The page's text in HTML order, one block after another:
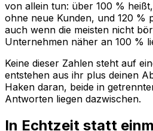
von allein tun: über 100 %
ohne neue Kunden, und 120 %
auch wenn die meisten nicht
Unternehmen näher an 100 %
Keine dieser Zahlen steht auf
entstehen aus ihr plus deinen
Haken daran, beide in
Antworten liegen dazwischen.
In Echtzeit statt